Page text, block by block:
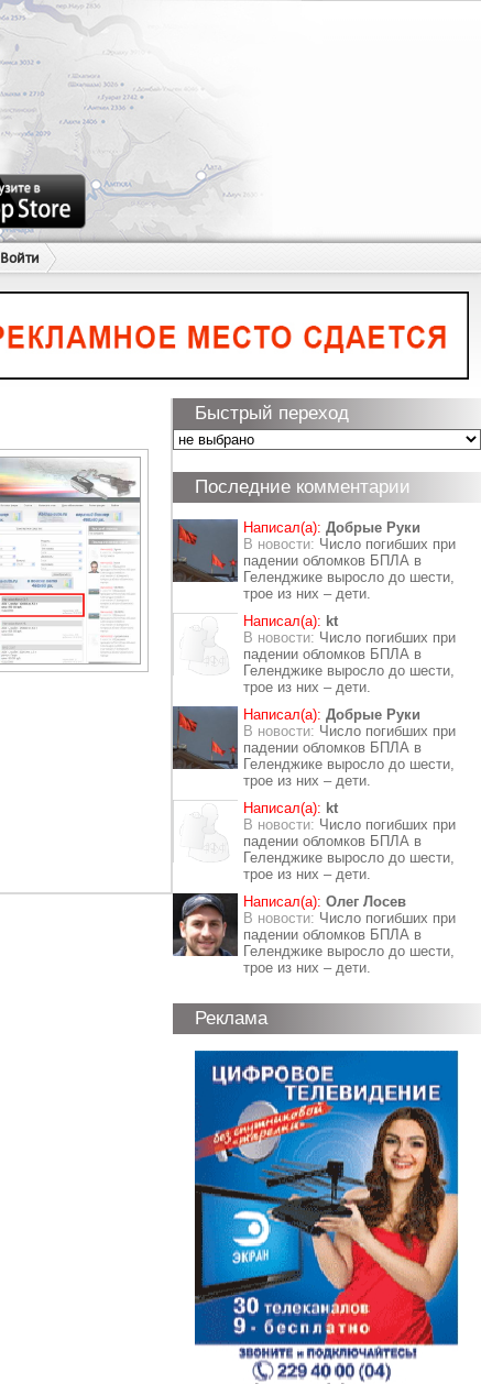
Войти
Быстрый переход
Последние комментарии
Написал(а): Добрые Руки
В новости: Число погибших при
падении обломков БПЛА в
Геленджике выросло до шести,
трое из них – дети.
Написал(а): kt
В новости: Число погибших при
падении обломков БПЛА в
Геленджике выросло до шести,
трое из них – дети.
Написал(а): Добрые Руки
В новости: Число погибших при
падении обломков БПЛА в
Геленджике выросло до шести,
трое из них – дети.
Написал(а): kt
В новости: Число погибших при
падении обломков БПЛА в
Геленджике выросло до шести,
трое из них – дети.
Написал(а): Олег Лосев
В новости: Число погибших при
падении обломков БПЛА в
Геленджике выросло до шести,
трое из них – дети.
Реклама